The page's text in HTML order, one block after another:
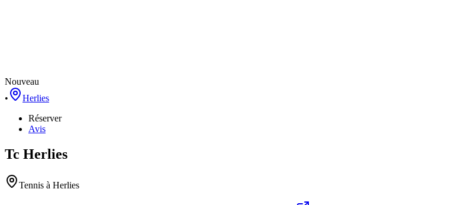
Nouveau
•
Herlies
Réserver
Avis
Tc Herlies
Tennis à Herlies